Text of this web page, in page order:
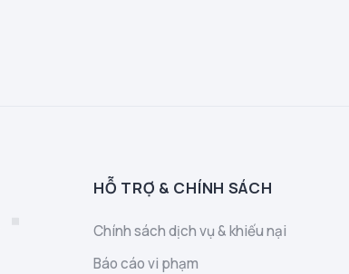
HỖ TRỢ & CHÍNH SÁCH
Chính sách dịch vụ & khiếu nại
Báo cáo vi phạm